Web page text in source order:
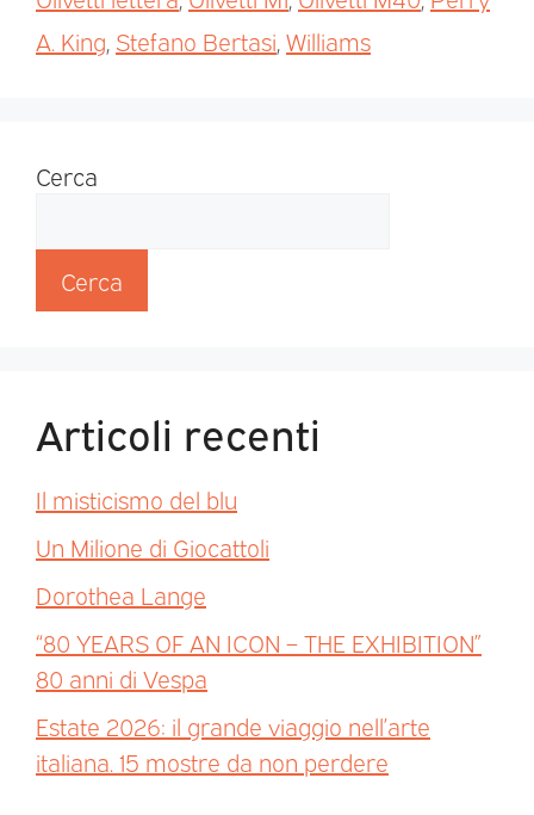
A. King, Stefano Bertasi,Williams
Cerca
Cerca
Articoli recenti
Il misticismo del blu
Un Milione di Giocattoli
Dorothea Lange
“80 YEARS OF AN ICON – THE EXHIBITION”
80 anni di Vespa
Estate 2026: il grande viaggio nell’arte
italiana. 15 mostre da non perdere